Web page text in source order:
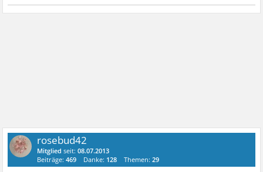
rosebud42
Mitglied seit:08.07.2013
Beiträge:469 Danke: 128 Themen:29